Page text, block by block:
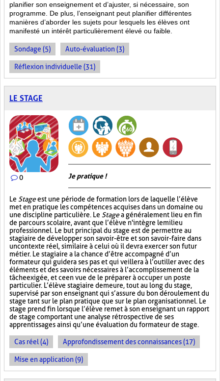
planifier son enseignement et d’ajuster, si nécessaire, son
programme. De plus, l’enseignant peut planifier différentes
manières d’aborder les sujets pour lesquels les élèves ont
manifesté un intérêt particulièrement élevé ou faible.
Sondage (5) Auto-évaluation (3)
Réflexion individuelle (31)
LE STAGE
0 Je pratique !
Le Stageest une période de formation lors de laquelle l’élève
met en pratique les compétences acquises dans un domaine ou
une discipline particulière. Le Stagea généralement lieu en fin
de parcours scolaire, avant que l’élève n'intègre le milieu
professionnel. Le but principal du stage est de permettre au
stagiaire de développer son savoir-être et son savoir-faire dans
un contexte réel, similaire à celui où il devra exercer son futur
métier. Le stagiaire a la chance d’être accompagné d’un
formateur qui guidera ses pas et qui veillera à l’outiller avec des
éléments et des savoirs nécessaires à l’accomplissement de la
tâche exigée, et ce en vue de le préparer à occuper un poste
particulier. L’élève stagiaire demeure, tout au long du stage,
supervisé par son enseignant qui s’assure du bon déroulement du
stage tant sur le plan pratique que sur le plan organisationnel. Le
stage prend fin lorsque l’élève remet à son enseignant un rapport
de stage comportant une analyse rétrospective de ses
apprentissages ainsi qu’une évaluation du formateur de stage.
Cas réel (4) Approfondissement des connaissances (17)
Mise en application (9)